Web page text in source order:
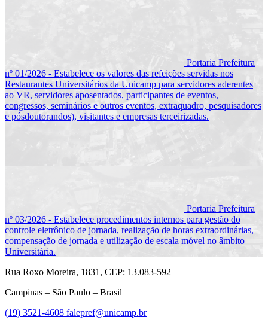
Portaria Prefeitura
nº 01/2026 - Estabelece os valores das refeições servidas nos
Restaurantes Universitários da Unicamp para servidores aderentes
ao VR, servidores aposentados, participantes de eventos,
congressos, seminários e outros eventos, extraquadro, pesquisadores
e pósdoutorandos), visitantes e empresas terceirizadas.
Portaria Prefeitura
nº 03/2026 - Estabelece procedimentos internos para gestão do
controle eletrônico de jornada, realização de horas extraordinárias,
compensação de jornada e utilização de escala móvel no âmbito
Universitária.
Rua Roxo Moreira, 1831, CEP: 13.083-592
Campinas – São Paulo – Brasil
(19) 3521-4608 falepref@unicamp.br